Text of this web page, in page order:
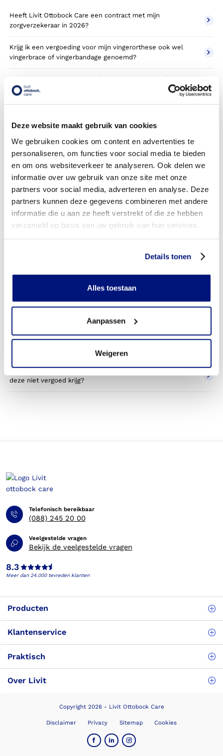
Deze website maakt gebruik van cookies
We gebruiken cookies om content en advertenties te
personaliseren, om functies voor social media te bieden
en om ons websiteverkeer te analyseren. Ook delen we
informatie over uw gebruik van onze site met onze
partners voor social media, adverteren en analyse. Deze
partners kunnen deze gegevens combineren met andere
informatie die u aan ze heeft verstrekt of die ze hebben
verzameld op basis van uw gebruik van hun services.
Details tonen
Alles toestaan
Aanpassen
Weigeren
Heeft Livit Ottobock Care een contract met mijn
zorgverzekeraar in 2026?
Krijg ik een vergoeding voor mijn vingerorthese ook wel
vingerbrace of vingerbandage genoemd?
Wanneer komt mijn vingerorthese NIET in aanmerking voor
vergoeding via mijn zorgverzekeraar?
verzekering?
Is de vingerorthese individueel vervaardigd of verkrijgbaar
in confectie standaard uitvoeringen?
Is de vingerorthese mijn eigendom?
Heb ik voor het laten aanmeten van een vingerorthese
Kan ik een reserve vingerorthese vergoed krijgen?
Wordt een vingerorthese die ik gebruik voor sporten
betaald door mijn zorgverzekering?
Betaal ik een eigen bijdrage voor de vingerorthese?
Kan ik op eigen kosten een orthese bestellen, wanneer ik
deze niet vergoed krijg?
Telefonisch bereikbaar
(088) 245 20 00
Veelgestelde vragen
Bekijk de veelgestelde vragen
8.3
Meer dan 24.000 tevreden klanten
Producten
Klantenservice
Praktisch
Over Livit
Copyright 2026 - Livit Ottobock Care
Disclaimer Privacy Sitemap Cookies